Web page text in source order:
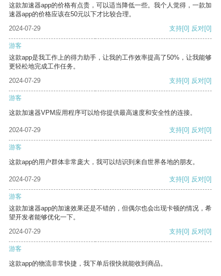
这款加速器app的价格有点贵，可以适当降低一些。我个人觉得，一款加
速器app的价格应该在50元以下才比较合理。
2024-07-29
支持[0] 反对[0]
游客
这款app是我工作上的得力助手，让我的工作效率提高了50%，让我能够
更轻松地完成工作任务。
2024-07-29
支持[0] 反对[0]
游客
这款加速器VPM应用程序可以给你提供最高速度和安全性的连接。
2024-07-29 支持[0] 反对[0]
游客
这款app的用户群体非常庞大，我可以结识到来自世界各地的朋友。
2024-07-29 支持[0] 反对[0]
游客
这款加速器app的加速效果还是不错的，但偶尔也会出现卡顿的情况，希
望开发者能够优化一下。
2024-07-29
支持[0] 反对[0]
游客
这款app的物流非常快捷，我下单后很快就能收到商品。